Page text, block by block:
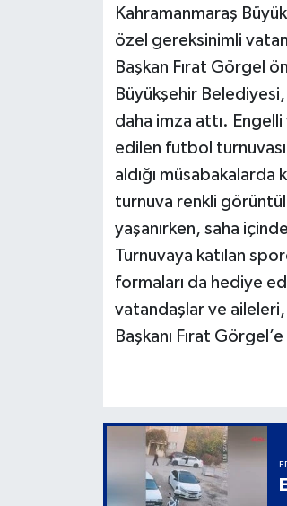
Kahramanmaraş
özel gereksinimli
Başkan Fırat Görgel
Büyükşehir
daha imza attı.
edilen futbol
aldığı müsabakalarda
turnuva renkli
yaşanırken, saha
Turnuvaya katılan
formaları da hediye
vatandaşlar ve
Başkanı Fırat